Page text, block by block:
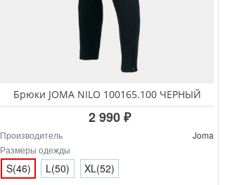
Брюки JOMA NILO 100165.100 ЧЕРНЫЙ
2 990 ₽
Производитель
Joma
Размеры одежды
S(46) L(50) XL(52)